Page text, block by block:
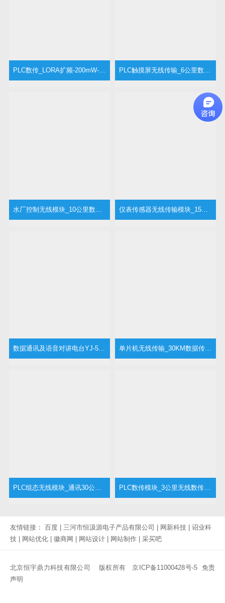
PLC数传_LORA扩频-200mW-2公里_LORA200 PLC触摸屏无线传输_6公里数传电台_YJ-56m
数据通讯及语音对讲电台YJ-53M 单片机无线传输_30KM数据传输_语音对机YJ-53H
友情链接： 百度 三河市恒汲源电子产品有限公司 网新科技
诏业科
技
网站优化 徽商网 网站设计 网站制作 采买吧
北京恒宇鼎力科技有限公司 版权所有京ICP备11000428号-5 免责
声明